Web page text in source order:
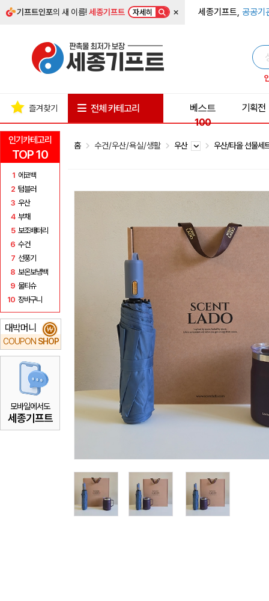
기프트인포의 새 이름!세종기프트 자세히 × 세종기프트, 공공기
인기카테고리
TOP 10
1 에코백
2 텀블러
3 우산
4 부채
5 보조배터리
6 수건
7 선풍기
8 보온보냉백
9 물티슈
10 장바구니
대박머니
COUPON SHOP
₩
모바일에서도
세종기프트
즐겨찾기 전체 카테고리
베스트
100
기획전
홈 수건/우산/욕실/생활 우산 우산/타올 선물세